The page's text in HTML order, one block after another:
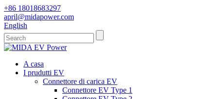
+86 18018683297
april@midapower.com
English
A casa
I prudutti EV
Connettore di carica EV
Connettore EV Type 1